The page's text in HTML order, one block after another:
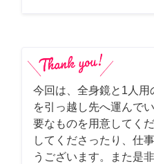
今回は、全身鏡と1人
を引っ越し先へ運んで
要なものを用意してく
してくださったり、仕
うございます。また是